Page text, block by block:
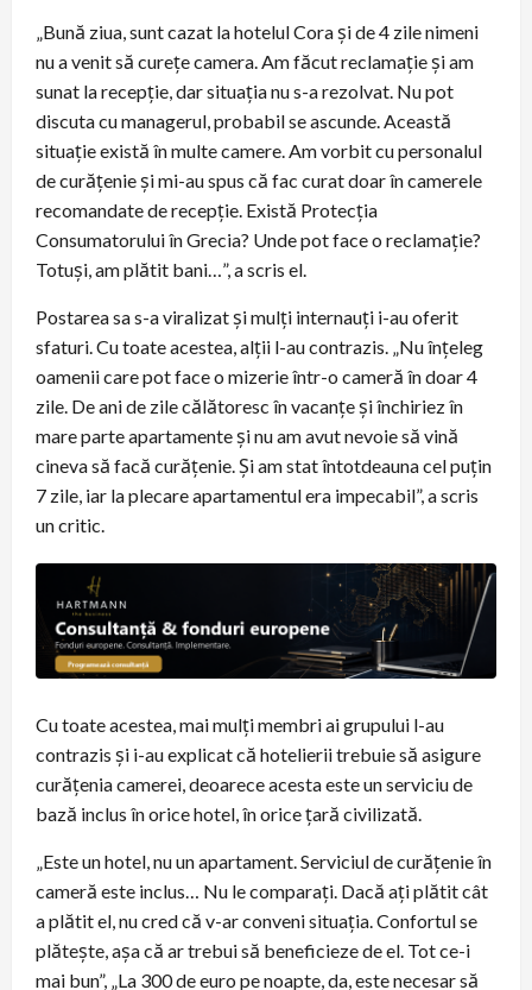
„Bună ziua, sunt cazat la hotelul Cora și de 4 zile nimeni
nu a venit să curețe camera. Am făcut reclamație și am
sunat la recepție, dar situația nu s-a rezolvat. Nu pot
discuta cu managerul, probabil se ascunde. Această
situație există în multe camere. Am vorbit cu personalul
de curățenie și mi-au spus că fac curat doar în camerele
recomandate de recepție. Există Protecția
Consumatorului în Grecia? Unde pot face o reclamație?
Totuși, am plătit bani…”, a scris el.
Postarea sa s-a viralizat și mulți internauți i-au oferit
sfaturi. Cu toate acestea, alții l-au contrazis. „Nu înțeleg
oamenii care pot face o mizerie într-o cameră în doar 4
zile. De ani de zile călătoresc în vacanțe și închiriez în
mare parte apartamente și nu am avut nevoie să vină
cineva să facă curățenie. Și am stat întotdeauna cel puțin
7 zile, iar la plecare apartamentul era impecabil”, a scris
un critic.
Cu toate acestea, mai mulți membri ai grupului l-au
contrazis și i-au explicat că hotelierii trebuie să asigure
curățenia camerei, deoarece acesta este un serviciu de
bază inclus în orice hotel, în orice țară civilizată.
„Este un hotel, nu un apartament. Serviciul de curățenie în
cameră este inclus… Nu le comparați. Dacă ați plătit cât
a plătit el, nu cred că v-ar conveni situația. Confortul se
plătește, așa că ar trebui să beneficieze de el. Tot ce-i
mai bun”, „La 300 de euro pe noapte, da, este necesar să